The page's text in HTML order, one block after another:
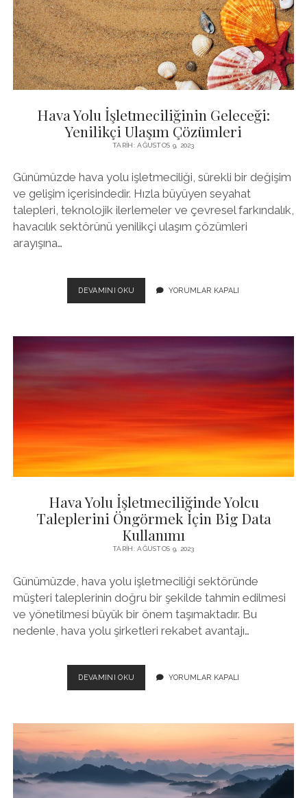
Hava Yolu İşletmeciliğinin Geleceği:
Yenilikçi Ulaşım Çözümleri
TARIH: AĞUSTOS 9, 2023
Günümüzde hava yolu işletmeciliği, sürekli bir değişim
ve gelişim içerisindedir. Hızla büyüyen seyahat
talepleri, teknolojik ilerlemeler ve çevresel farkındalık,
havacılık sektörünü yenilikçi ulaşım çözümleri
arayışına…
DEVAMINI OKU
YOLU
YORUMLAR KAPALI
Hava Yolu İşletmeciliğinde Yolcu
Taleplerini Öngörmek İçin Big Data
Kullanımı
TARIH: AĞUSTOS 9, 2023
Günümüzde, hava yolu işletmeciliği sektöründe
müşteri taleplerinin doğru bir şekilde tahmin edilmesi
ve yönetilmesi büyük bir önem taşımaktadır. Bu
nedenle, hava yolu şirketleri rekabet avantajı…
DEVAMINI OKU
YOLU
İÇIN
DATA
KULLANIMI
YORUMLAR KAPALI